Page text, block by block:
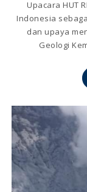
Upacara HUT
Indonesia
dan upaya
Geologi